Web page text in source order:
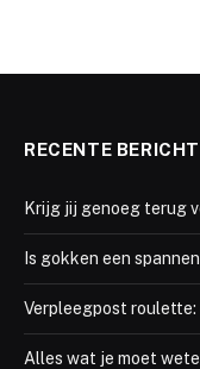
RECENTE
Krijg jij genoeg terug
Is gokken een
Verpleegpost
Alles wat je moet